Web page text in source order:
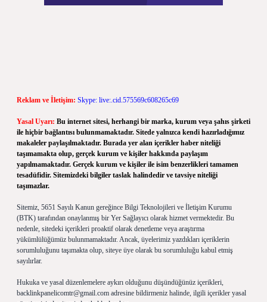
Reklam ve İletişim: Skype: live:.cid.575569c608265c69
Yasal Uyarı: Bu internet sitesi, herhangi bir marka, kurum veya şahıs şirketi
ile hiçbir bağlantısı bulunmamaktadır. Sitede yalnızca kendi hazırladığımız
makaleler paylaşılmaktadır. Burada yer alan içerikler haber niteliği
taşımamakta olup, gerçek kurum ve kişiler hakkında paylaşım
yapılmamaktadır. Gerçek kurum ve kişiler ile isim benzerlikleri tamamen
tesadüfidir. Sitemizdeki bilgiler taslak halindedir ve tavsiye niteliği
taşımazlar.
Sitemiz, 5651 Sayılı Kanun gereğince Bilgi Teknolojileri ve İletişim Kurumu
(BTK) tarafından onaylanmış bir Yer Sağlayıcı olarak hizmet vermektedir. Bu
nedenle, sitedeki içerikleri proaktif olarak denetleme veya araştırma
yükümlülüğümüz bulunmamaktadır. Ancak, üyelerimiz yazdıkları içeriklerin
sorumluluğunu taşımakta olup, siteye üye olarak bu sorumluluğu kabul etmiş
sayılırlar.
Hukuka ve yasal düzenlemelere aykırı olduğunu düşündüğünüz içerikleri,
backlinkpanelicomtr@gmail.com adresine bildirmeniz halinde, ilgili içerikler yasal